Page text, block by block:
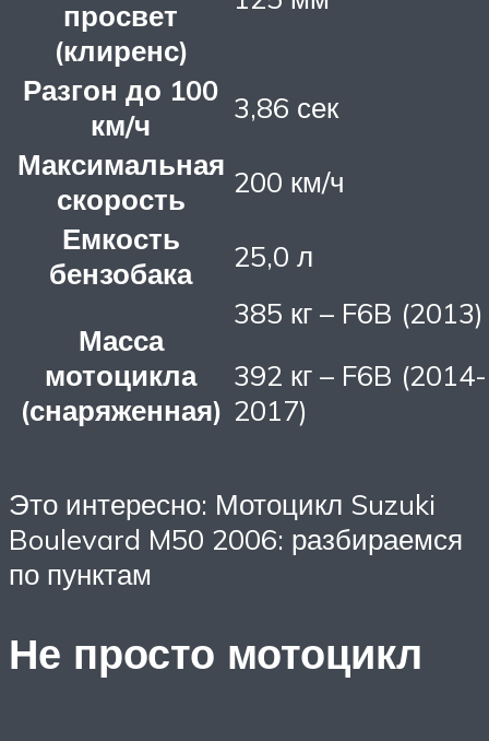
просвет
(клиренс)
Разгон до 100
км/ч
3,86 сек
Максимальная
скорость
200 км/ч
Емкость
бензобака
25,0 л
Масса
мотоцикла
(снаряженная)
385 кг – F6B (2013)
392 кг – F6B (2014-
2017)
Это интересно: Мотоцикл Suzuki
Boulevard M50 2006: разбираемся
по пунктам
Не просто мотоцикл